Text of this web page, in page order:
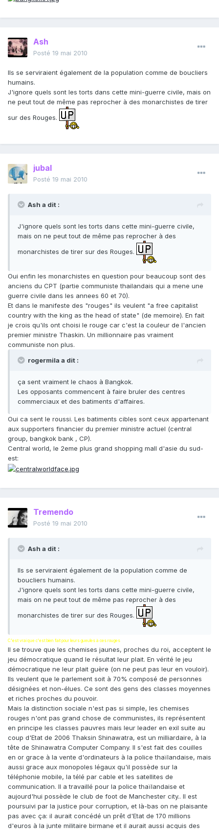
Ash
Posté 19 mai 2010
Ils se serviraient également de la population comme de boucliers
humains.
J'ignore quels sont les torts dans cette mini-guerre civile, mais on
ne peut tout de même pas reprocher à des monarchistes de tirer
sur des Rouges.
jubal
Posté 19 mai 2010
Ash a dit :
J'ignore quels sont les torts dans cette mini-guerre civile,
mais on ne peut tout de même pas reprocher à des
monarchistes de tirer sur des Rouges.
Oui enfin les monarchistes en question pour beaucoup sont des
anciens du CPT (partie communiste thailandais qui a mene une
guerre civile dans les annees 60 et 70).
Et dans le manifeste des "rouges" ils veulent "a free capitalist
country with the king as the head of state" (de memoire). En fait
je crois qu'ils ont choisi le rouge car c'est la couleur de l'ancien
premier ministre Thaskin. Un millionnaire pas vraiment
communiste non plus.
rogermila a dit :
ça sent vraiment le chaos à Bangkok.
Les opposants commencent à faire bruler des centres
commerciaux et des batiments d'affaires.
Oui ca sent le roussi. Les batiments cibles sont ceux appartenant
aux supporters financier du premier ministre actuel (central
group, bangkok bank , CP).
Central world, le 2eme plus grand shopping mall d'asie du sud-
est:
Tremendo
Posté 19 mai 2010
Ash a dit :
Ils se serviraient également de la population comme de
boucliers humains.
J'ignore quels sont les torts dans cette mini-guerre civile,
mais on ne peut tout de même pas reprocher à des
monarchistes de tirer sur des Rouges.
C'est vrai que c'est bien fait pour leurs gueules à ces rouges
Il se trouve que les chemises jaunes, proches du roi, acceptent le
jeu démocratique quand le résultat leur plait. En vérité le jeu
démocratique ne leur plait guère (on ne peut pas leur en vouloir).
Ils veulent que le parlement soit à 70% composé de personnes
désignées et non-élues. Ce sont des gens des classes moyennes
et riches proches du pouvoir.
Mais la distinction sociale n'est pas si simple, les chemises
rouges n'ont pas grand chose de communistes, ils représentent
en principe les classes pauvres mais leur leader en exil suite au
coup d'Etat de 2006 Thaksin Shinawatra, est un milliardaire, à la
tête de Shinawatra Computer Company. Il s'est fait des couilles
en or grace à la vente d'ordinateurs à la police thaïlandaise, mais
aussi grace aux monopoles légaux qu'il possède sur la
téléphonie mobile, la télé par cable et les satellites de
communication. Il a travaillé pour la police thaïlandaise et
aujourd'hui possède le club de foot de Manchester city.. Il est
poursuivi par la justice pour corruption, et là-bas on ne plaisante
pas avec ça: il aurait concédé un prêt d'Etat de 170 millions
d'euros à la junte militaire birmane et il aurait aussi acquis des